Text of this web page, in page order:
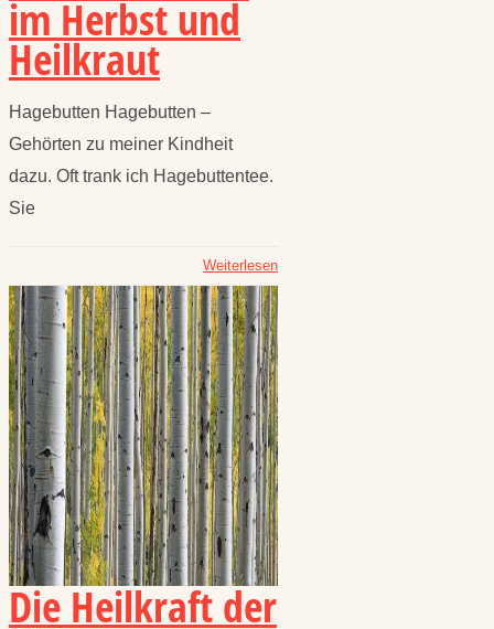
im Herbst und
Heilkraut
Hagebutten Hagebutten –
Gehörten zu meiner Kindheit
dazu. Oft trank ich Hagebuttentee.
Sie
Weiterlesen
Die Heilkraft der